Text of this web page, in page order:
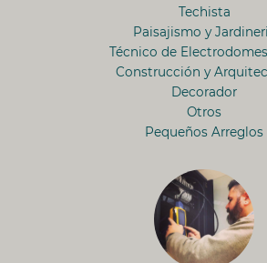
Techista
Paisajismo y
Técnico de
Construcción y
Decorador
Otros
Pequeños Arreglos